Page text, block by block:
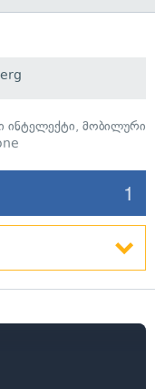
ინტელექტი, მობილური
1